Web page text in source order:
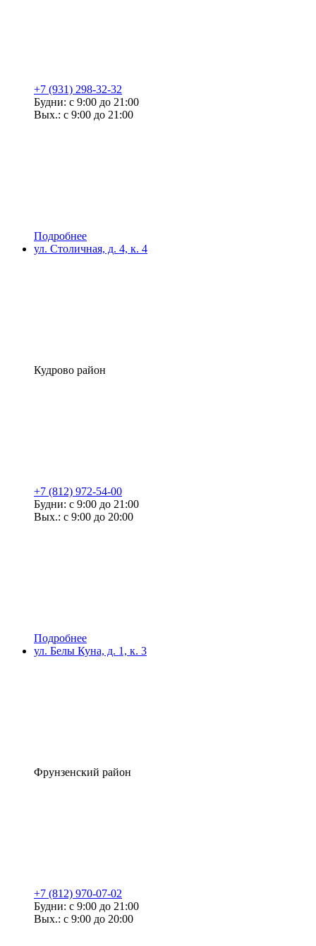
+7 (931) 298-32-32
Будни: с 9:00 до 21:00
Вых.: с 9:00 до 21:00
Подробнее
ул. Столичная, д. 4, к. 4
Кудрово район
+7 (812) 972-54-00
Будни: с 9:00 до 21:00
Вых.: с 9:00 до 20:00
Подробнее
ул. Белы Куна, д. 1, к. 3
Фрунзенский район
+7 (812) 970-07-02
Будни: с 9:00 до 21:00
Вых.: с 9:00 до 20:00